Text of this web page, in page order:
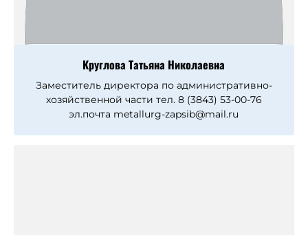
Круглова Татьяна Николаевна
Заместитель директора по административно-
хозяйственной части тел. 8 (3843) 53-00-76
эл.почта metallurg-zapsib@mail.ru